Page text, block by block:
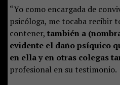
“Yo como encargada de
psicóloga, me tocaba recibir
contener, también a
evidente el daño psíquico
en ella y en otras colegas
profesional en su testimonio.